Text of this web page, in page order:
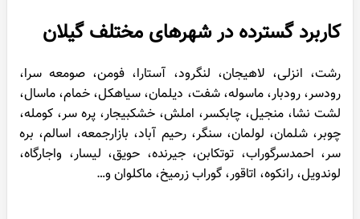
کاربرد گسترده در شهرهای مختلف گیلان
رشت، انزلی، لاهیجان، لنگرود، آستارا، فومن، صومعه سرا،
رودسر، رودبار، ماسوله، شفت، دیلمان، سیاهکل، خمام، ماسال،
لشت نشا، منجیل، چابکسر، املش، خشکبیجار، پره سر، کومله،
چوبر، شلمان، لولمان، سنگر، رحیم آباد، بازارجمعه، اسالم، بره
سر، احمدسرگوراب، توتکابن، جیرنده، حویق، لیسار، واجارگاه،
لوندویل، رانکوه، اتاقور، گوراب زرمیخ، ماکلوان و…